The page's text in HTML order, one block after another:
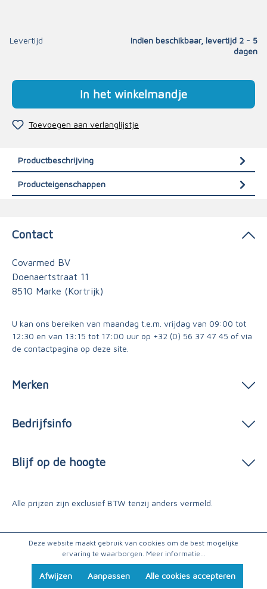
Levertijd
Indien beschikbaar, levertijd 2 - 5
dagen
In het winkelmandje
Toevoegen aan verlanglijstje
Productbeschrijving
Producteigenschappen
Contact
Covarmed BV
Doenaertstraat 11
8510 Marke (Kortrijk)
U kan ons bereiken van maandag t.e.m. vrijdag van 09:00 tot
12:30 en van 13:15 tot 17:00 uur op +32 (0) 56 37 47 45 of via
de contactpagina op deze site.
Merken
Bedrijfsinfo
Blijf op de hoogte
Alle prijzen zijn exclusief BTW tenzij anders vermeld.
Deze website maakt gebruik van cookies om de best mogelijke
ervaring te waarborgen. Meer informatie...
Afwijzen Aanpassen Alle cookies accepteren